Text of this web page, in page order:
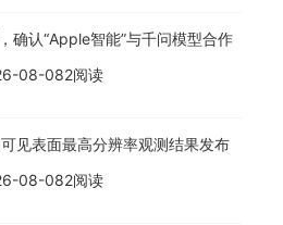
确认“Apple智能”与千问模型合作
08-082阅读
见表面最高分辨率观测结果发布
08-082阅读